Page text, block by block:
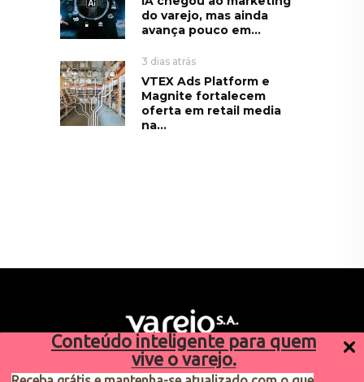
Conteúdo inteligente para quem
vive o varejo.
do varejo, mas ainda
avança pouco em...
3 dias atrás
VTEX Ads Platform e
Magnite fortalecem
oferta em retail media
na...